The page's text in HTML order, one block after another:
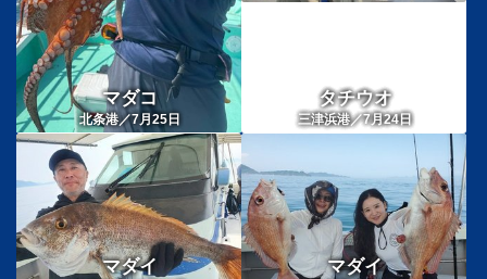
マダコ
北条港／7月25日
タチウオ
三津浜港／7月24日
マダイ マダイ